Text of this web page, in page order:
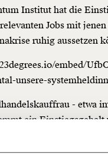
so gestalten, dass
Unsere Recherchen sind
und werbefrei. Und
Kämpf’ mit uns für den
lieber direkt?
Momentum Institut -
Institut hat die
Jobs mit
ruhig aussetzen
embed/
unsere-
- etwa
ein
bleiben netto rund
MitarbeiterInnen in